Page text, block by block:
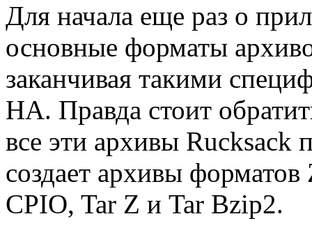
Для начала еще раз о
основные форматы
заканчивая такими
HA. Правда стоит
все эти архивы Rucksack
создает архивы
CPIO, Tar Z и Tar Bzip2.